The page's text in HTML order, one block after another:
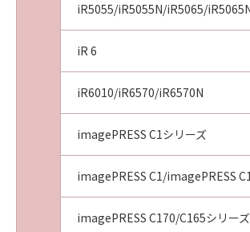
キヤノン、キヤノンの子会社、それ
理店および販売店、並びにキヤノン
サーは、「許諾ソフトウェア」の使
かなる紛争についても、一切責任を
のとします。
５．サポートおよびアップデート
キヤノン、キヤノンの子会社、そ
理店および販売店、並びにキヤノ
サーは、「許諾ソフトウェア」の
およびお客様による「許諾ソフトウ
iR5055/iR5055N/iR5065/
iR 6
iR6010/iR6570/iR6570N
imagePRESS C1シリーズ
imagePRESS C1/imagePRESS
imagePRESS C170/C165シリーズ